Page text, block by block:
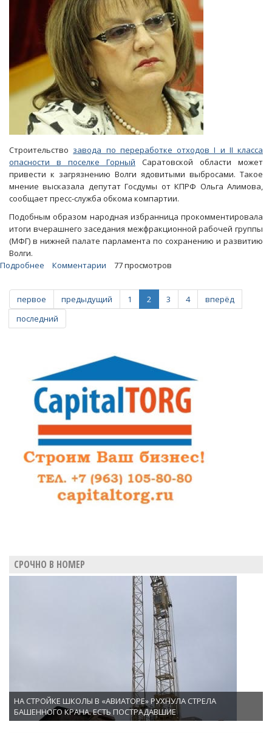
Строительство завода по переработке отходов I и II класса
опасности в поселке Горный Саратовской области может
привести к загрязнению Волги ядовитыми выбросами. Такое
мнение высказала депутат Госдумы от КПРФ Ольга Алимова,
сообщает пресс-служба обкома компартии.
Подобным образом народная избранница прокомментировала
итоги вчерашнего заседания межфракционной рабочей группы
(МФГ) в нижней палате парламента по сохранению и развитию
Волги.
Подробнее
подняла
в
Госдуме
вопрос
Горном
Комментарии 77 просмотров
первое предыдущий 1 2 3 4
вперёд
последний
СРОЧНО В НОМЕР
НА СТРОЙКЕ ШКОЛЫ В «АВИАТОРЕ» РУХНУЛА СТРЕЛА
БАШЕННОГО КРАНА. ЕСТЬ ПОСТРАДАВШИЕ